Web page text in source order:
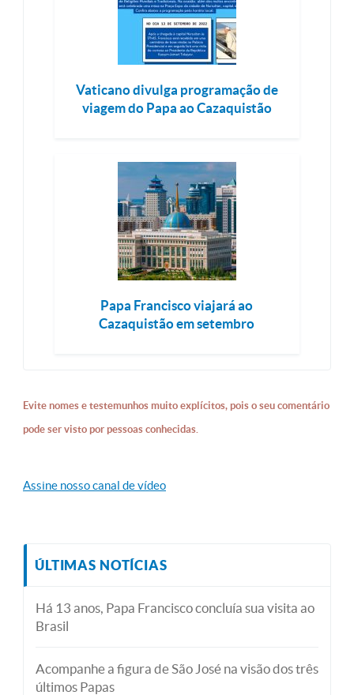
Vaticano divulga programação de
viagem do Papa ao Cazaquistão
Papa Francisco viajará ao
Cazaquistão em setembro
Evite nomes e testemunhos muito explícitos, pois o seu comentário
pode ser visto por pessoas conhecidas.
Assine nosso canal de vídeo
ÚLTIMAS NOTÍCIAS
Há 13 anos, Papa Francisco concluía sua visita ao
Brasil
Acompanhe a figura de São José na visão dos três
últimos Papas